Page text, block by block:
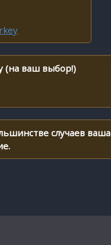
(на ваш выбор!)
случаев ваша